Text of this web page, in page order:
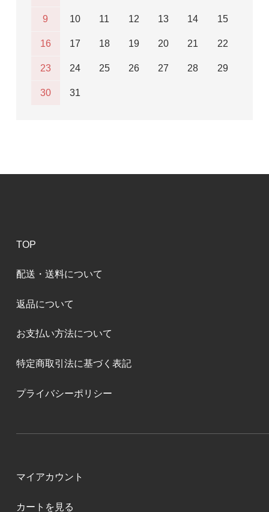
9 10 11 12 13 14 15
16 17 18 19 20 21 22
23 24 25 26 27 28 29
30 31
TOP
配送・送料について
返品について
お支払い方法について
特定商取引法に基づく表記
プライバシーポリシー
マイアカウント
カートを見る